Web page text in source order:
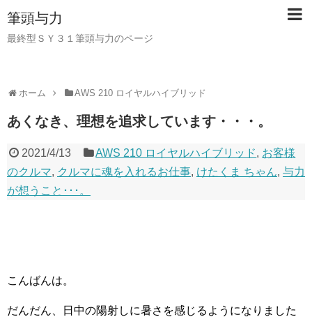
筆頭与力
最終型ＳＹ３１筆頭与力のページ
ホーム AWS 210 ロイヤルハイブリッド
あくなき、理想を追求しています・・・。
2021/4/13 AWS 210 ロイヤルハイブリッド, お客様
のクルマ, クルマに魂を入れるお仕事, けたくま ちゃん, 与力
が想うこと･･･。
こんばんは。
だんだん、日中の陽射しに暑さを感じるようになりました